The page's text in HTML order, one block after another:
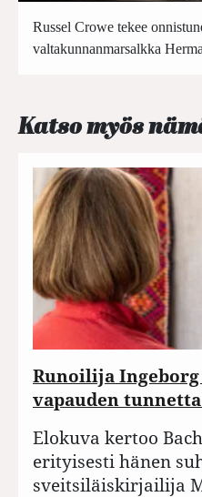
Russel Crowe tekee
valtakunnanmarsalkka
Katso myös
Runoilija
vapauden
Elokuva kertoo
erityisesti hänen
sveitsiläiskirjailija